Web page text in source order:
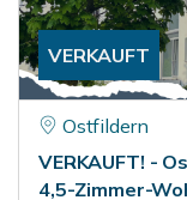
VERKAUFT
Ostfildern
VERKAUFT! -
4,5-Zimmer-